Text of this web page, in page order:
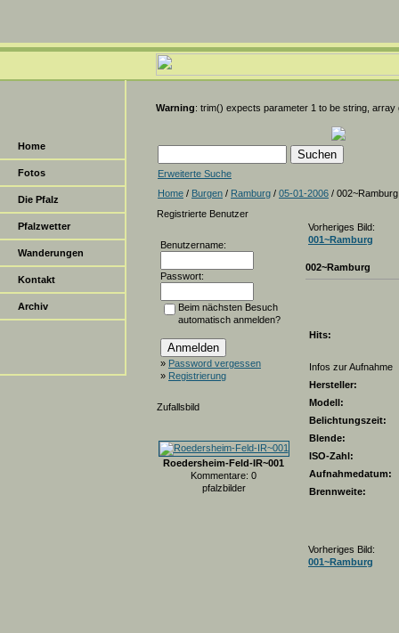
Home
Fotos
Die Pfalz
Pfalzwetter
Wanderungen
Kontakt
Archiv
Warning: trim() expects parameter 1 to be string,
Erweiterte Suche
Home / Burgen / Ramburg / 05-01-2006 / 002~Ramburg
Registrierte Benutzer
Benutzername:
Passwort:
Beim nächsten Besuch
automatisch anmelden?
» Password vergessen
» Registrierung
Zufallsbild
Roedersheim-Feld-IR~001
Kommentare: 0
pfalzbilder
Vorheriges Bild:
001~Ramburg
002~Ramburg
Hits:
Infos zur Aufnahme
Hersteller:
Modell:
Belichtungszeit:
Blende:
ISO-Zahl:
Aufnahmedatum:
Brennweite:
Vorheriges Bild:
001~Ramburg